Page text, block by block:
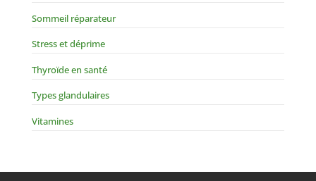
Sommeil réparateur
Stress et déprime
Thyroïde en santé
Types glandulaires
Vitamines